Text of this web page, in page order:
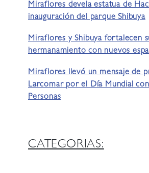
Miraflores devela estatua de
inauguración del parque Shibuya
Miraflores y Shibuya fortalecen
hermanamiento con nuevos
Miraflores llevó un mensaje de
Larcomar por el Día Mundial
Personas
CATEGORIAS: